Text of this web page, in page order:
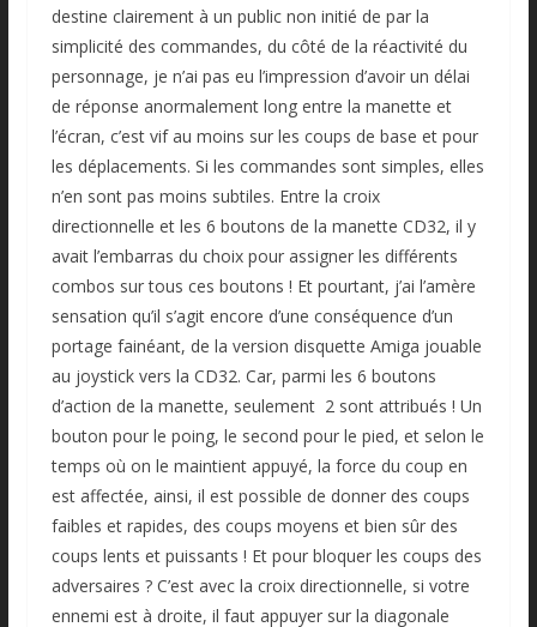
destine clairement à un public non initié de par la
simplicité des commandes, du côté de la réactivité du
personnage, je n’ai pas eu l’impression d’avoir un délai
de réponse anormalement long entre la manette et
l’écran, c’est vif au moins sur les coups de base et pour
les déplacements. Si les commandes sont simples, elles
n’en sont pas moins subtiles. Entre la croix
directionnelle et les 6 boutons de la manette CD32, il y
avait l’embarras du choix pour assigner les différents
combos sur tous ces boutons ! Et pourtant, j’ai l’amère
sensation qu’il s’agit encore d’une conséquence d’un
portage fainéant, de la version disquette Amiga jouable
au joystick vers la CD32. Car, parmi les 6 boutons
d’action de la manette, seulement 2 sont attribués ! Un
bouton pour le poing, le second pour le pied, et selon le
temps où on le maintient appuyé, la force du coup en
est affectée, ainsi, il est possible de donner des coups
faibles et rapides, des coups moyens et bien sûr des
coups lents et puissants ! Et pour bloquer les coups des
adversaires ? C’est avec la croix directionnelle, si votre
ennemi est à droite, il faut appuyer sur la diagonale